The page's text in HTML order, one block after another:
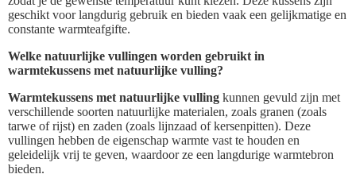
geschikt voor langdurig gebruik en bieden vaak een gelijkmatige en
constante warmteafgifte.
Welke natuurlijke vullingen worden gebruikt in
warmtekussens met natuurlijke vulling?
Warmtekussens met natuurlijke vulling kunnen gevuld zijn met
verschillende soorten natuurlijke materialen, zoals granen (zoals
tarwe of rijst) en zaden (zoals lijnzaad of kersenpitten). Deze
vullingen hebben de eigenschap warmte vast te houden en
geleidelijk vrij te geven, waardoor ze een langdurige warmtebron
bieden.